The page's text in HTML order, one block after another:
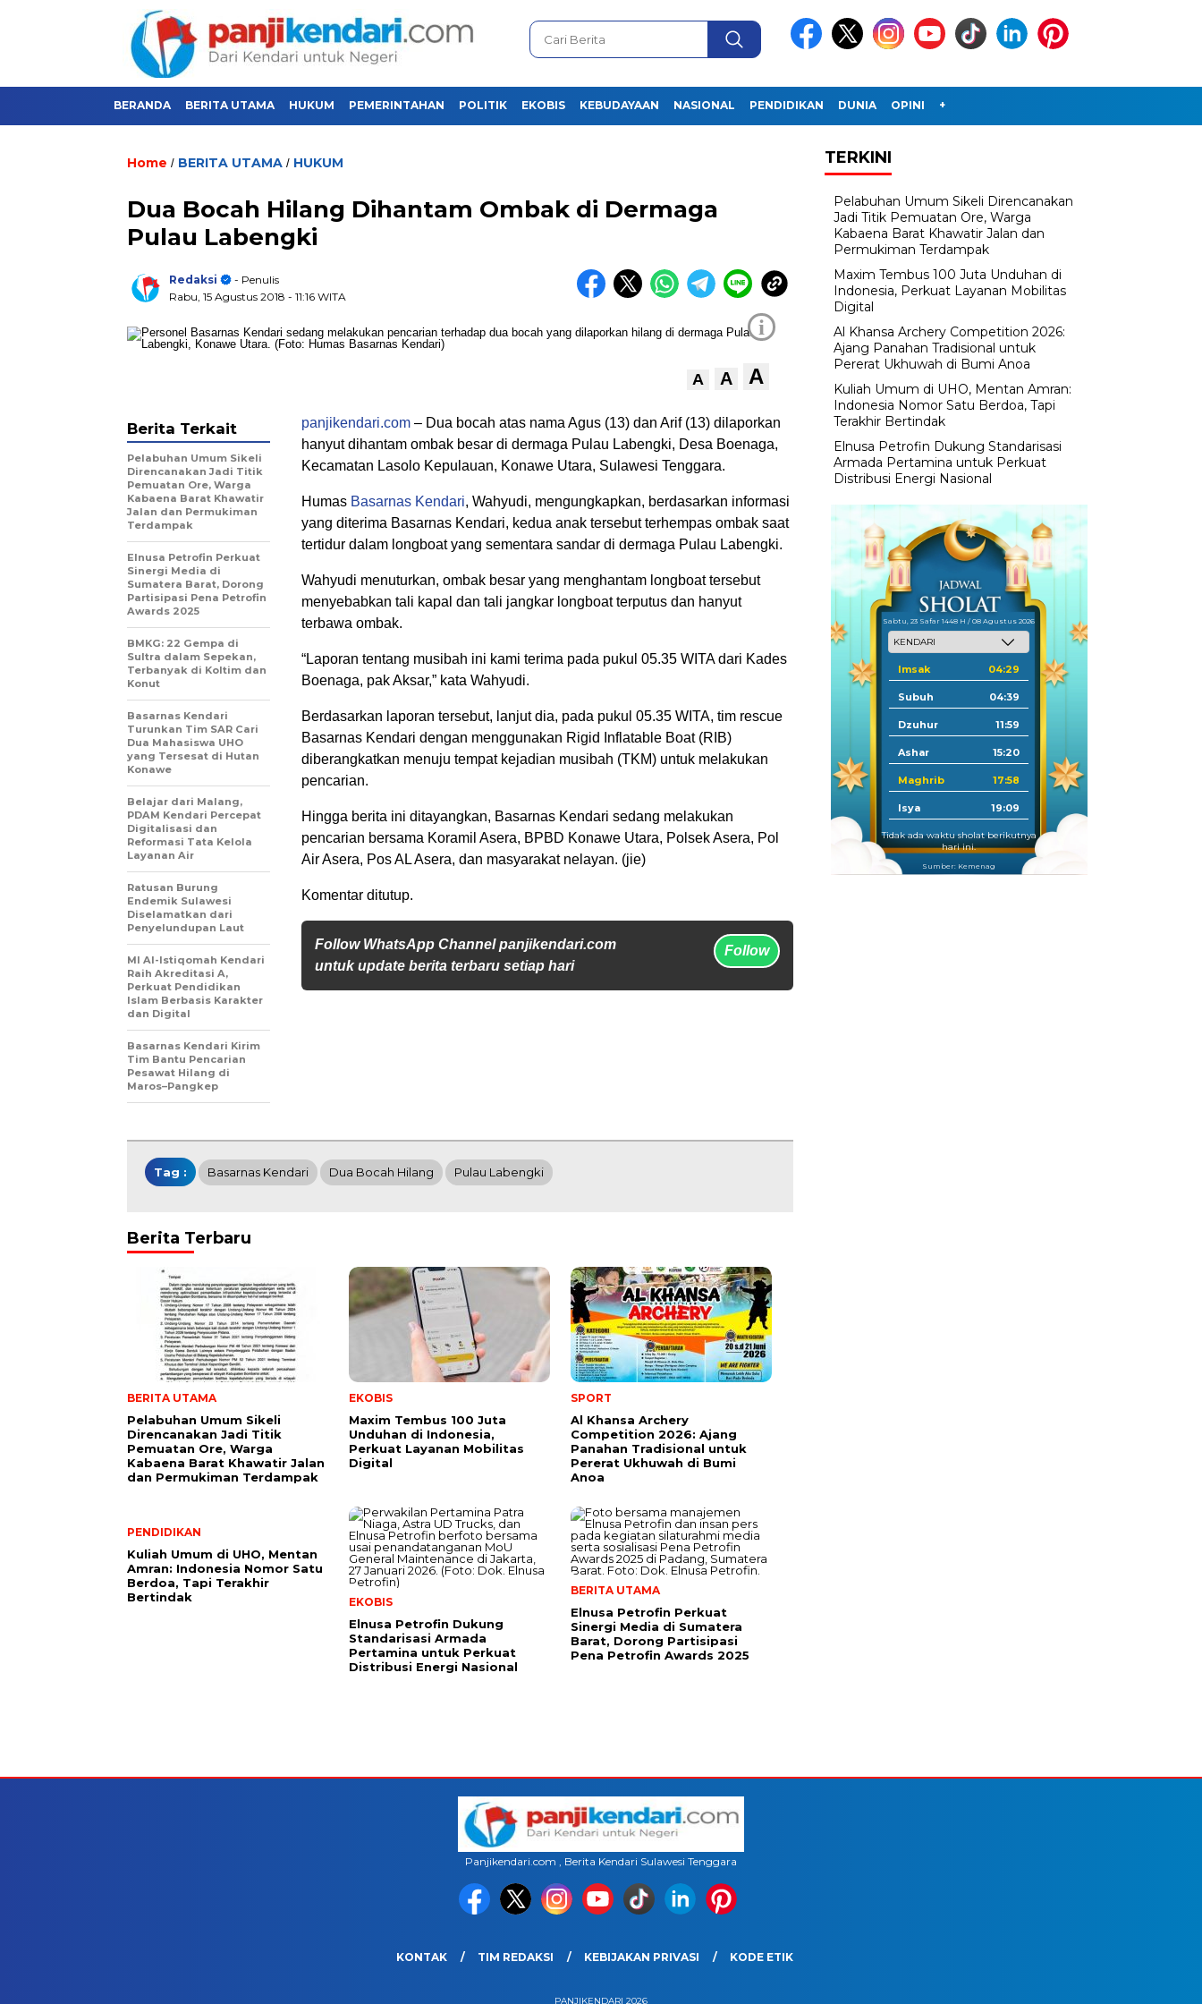
BERANDA BERITA UTAMA HUKUM PEMERINTAHAN POLITIK EKOBIS KEBUDAYAAN NASIONAL PENDIDIKAN DUNIA OPINI +
Home / BERITA UTAMA / HUKUM
Dua Bocah Hilang Dihantam Ombak di Dermaga
Pulau Labengki
Redaksi
- Penulis
Rabu, 15 Agustus 2018 - 11:16 WITA
i
A A A
panjikendari.com – Dua bocah atas nama Agus (13) dan Arif (13) dilaporkan
hanyut dihantam ombak besar di dermaga Pulau Labengki, Desa Boenaga,
Kecamatan Lasolo Kepulauan, Konawe Utara, Sulawesi Tenggara.
Humas Basarnas Kendari, Wahyudi, mengungkapkan, berdasarkan informasi
yang diterima Basarnas Kendari, kedua anak tersebut terhempas ombak saat
tertidur dalam longboat yang sementara sandar di dermaga Pulau Labengki.
Wahyudi menuturkan, ombak besar yang menghantam longboat tersebut
menyebabkan tali kapal dan tali jangkar longboat terputus dan hanyut
terbawa ombak.
“Laporan tentang musibah ini kami terima pada pukul 05.35 WITA dari Kades
Boenaga, pak Aksar,” kata Wahyudi.
Berdasarkan laporan tersebut, lanjut dia, pada pukul 05.35 WITA, tim rescue
Basarnas Kendari dengan menggunakan Rigid Inflatable Boat (RIB)
diberangkatkan menuju tempat kejadian musibah (TKM) untuk melakukan
pencarian.
Hingga berita ini ditayangkan, Basarnas Kendari sedang melakukan
pencarian bersama Koramil Asera, BPBD Konawe Utara, Polsek Asera, Pol
Air Asera, Pos AL Asera, dan masyarakat nelayan. (jie)
Komentar ditutup.
Follow WhatsApp Channel panjikendari.com
untuk update berita terbaru setiap hari
Follow
Berita Terkait
Pelabuhan Umum Sikeli
Direncanakan Jadi Titik
Pemuatan Ore, Warga
Kabaena Barat Khawatir
Jalan dan Permukiman
Terdampak
Elnusa Petrofin Perkuat
Sinergi Media di
Sumatera Barat, Dorong
Partisipasi Pena Petrofin
Awards 2025
BMKG: 22 Gempa di
Sultra dalam Sepekan,
Terbanyak di Koltim dan
Konut
Basarnas Kendari
Turunkan Tim SAR Cari
Dua Mahasiswa UHO
yang Tersesat di Hutan
Konawe
Belajar dari Malang,
PDAM Kendari Percepat
Digitalisasi dan
Reformasi Tata Kelola
Layanan Air
Ratusan Burung
Endemik Sulawesi
Diselamatkan dari
Penyelundupan Laut
MI Al-Istiqomah Kendari
Raih Akreditasi A,
Perkuat Pendidikan
Islam Berbasis Karakter
dan Digital
Basarnas Kendari Kirim
Tim Bantu Pencarian
Pesawat Hilang di
Maros–Pangkep
Tag : Basarnas Kendari Dua Bocah Hilang Pulau Labengki
Berita Terbaru
BERITA UTAMA
Pelabuhan Umum Sikeli
Direncanakan Jadi Titik
Pemuatan Ore, Warga
Kabaena Barat Khawatir Jalan
dan Permukiman Terdampak
EKOBIS
Maxim Tembus 100 Juta
Unduhan di Indonesia,
Perkuat Layanan Mobilitas
Digital
SPORT
Al Khansa Archery
Competition 2026: Ajang
Panahan Tradisional untuk
Pererat Ukhuwah di Bumi
Anoa
PENDIDIKAN
Kuliah Umum di UHO, Mentan
Amran: Indonesia Nomor Satu
Berdoa, Tapi Terakhir
Bertindak
EKOBIS
Elnusa Petrofin Dukung
Standarisasi Armada
Pertamina untuk Perkuat
Distribusi Energi Nasional
BERITA UTAMA
Elnusa Petrofin Perkuat
Sinergi Media di Sumatera
Barat, Dorong Partisipasi
Pena Petrofin Awards 2025
TERKINI
Pelabuhan Umum Sikeli Direncanakan
Jadi Titik Pemuatan Ore, Warga
Kabaena Barat Khawatir Jalan dan
Permukiman Terdampak
Maxim Tembus 100 Juta Unduhan di
Indonesia, Perkuat Layanan Mobilitas
Digital
Al Khansa Archery Competition 2026:
Ajang Panahan Tradisional untuk
Pererat Ukhuwah di Bumi Anoa
Kuliah Umum di UHO, Mentan Amran:
Indonesia Nomor Satu Berdoa, Tapi
Terakhir Bertindak
Elnusa Petrofin Dukung Standarisasi
Armada Pertamina untuk Perkuat
Distribusi Energi Nasional
Sabtu, 23 Safar 1448 H / 08 Agustus 2026
Imsak 04:29
Subuh 04:39
Dzuhur 11:59
Ashar 15:20
Maghrib 17:58
Isya 19:09
Tidak ada waktu sholat berikutnya
hari ini.
Sumber: Kemenag
Panjikendari.com , Berita Kendari Sulawesi Tenggara
KONTAK TIM REDAKSI KEBIJAKAN PRIVASI KODE ETIK
PANJIKENDARI 2026